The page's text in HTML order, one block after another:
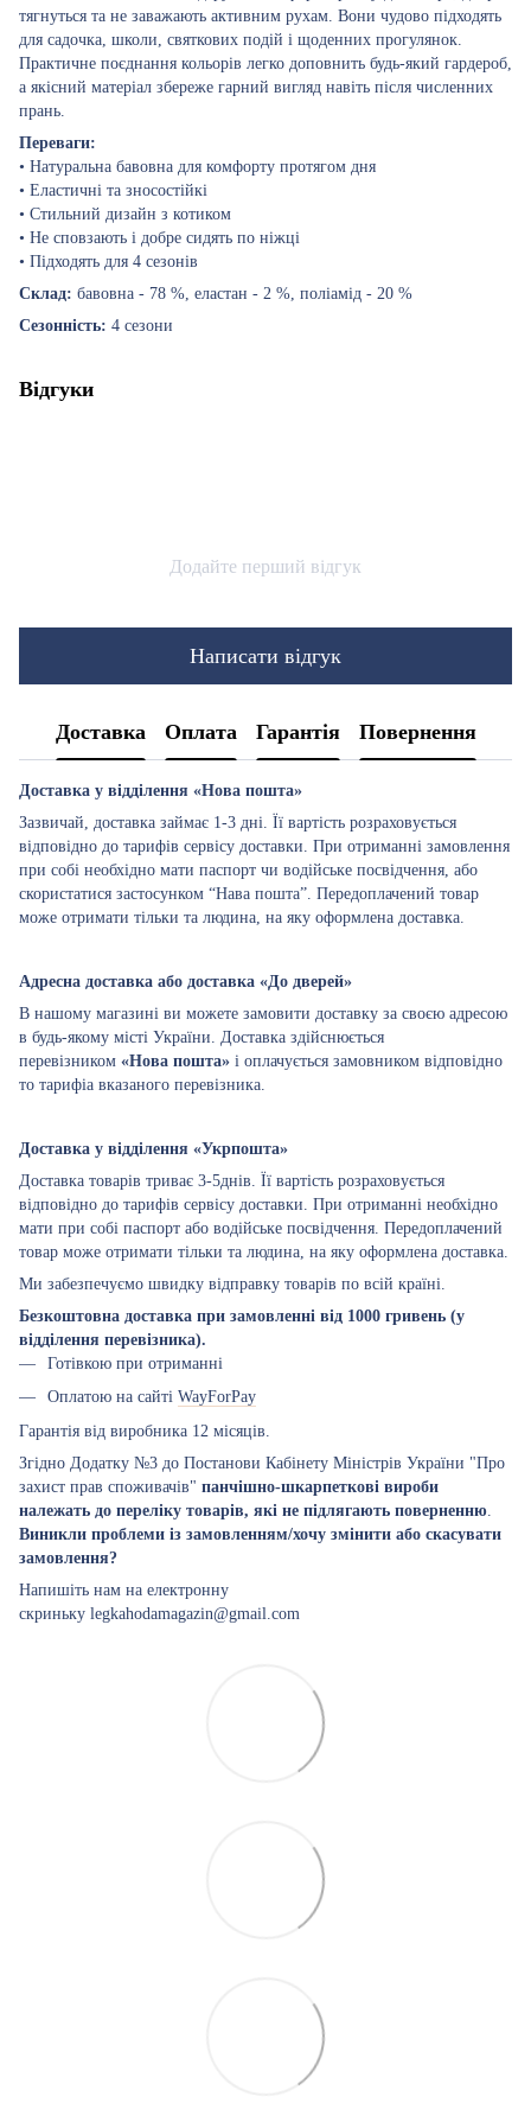
тягнуться та не заважають активним рухам. Вони чудово підходять
для садочка, школи, святкових подій і щоденних прогулянок.
Практичне поєднання кольорів легко доповнить будь-який гардероб,
а якісний матеріал збереже гарний вигляд навіть після численних
прань.
Переваги:
• Натуральна бавовна для комфорту протягом дня
• Еластичні та зносостійкі
• Стильний дизайн з котиком
• Не сповзають і добре сидять по ніжці
• Підходять для 4 сезонів
Склад: бавовна - 78 %, еластан - 2 %, поліамід - 20 %
Сезонність: 4 сезони
Відгуки
Додайте перший відгук
Написати відгук
Доставка Оплата Гарантія Повернення
Доставка у відділення «Нова пошта»
Зазвичай, доставка займає 1-3 дні. Її вартість розраховується
відповідно до тарифів сервісу доставки. При отриманні замовлення
при собі необхідно мати паспорт чи водійське посвідчення, або
скористатися застосунком “Нава пошта”. Передоплачений товар
може отримати тільки та людина, на яку оформлена доставка.
Адресна доставка або доставка «До дверей»
В нашому магазині ви можете замовити доставку за своєю адресою
в будь-якому місті України. Доставка здійснюється
перевізником «Нова пошта» і оплачується замовником відповідно
то тарифіа вказаного перевізника.
Доставка у відділення «Укрпошта»
Доставка товарів триває 3-5днів. Її вартість розраховується
відповідно до тарифів сервісу доставки. При отриманні необхідно
мати при собі паспорт або водійське посвідчення. Передоплачений
товар може отримати тільки та людина, на яку оформлена доставка.
Ми забезпечуємо швидку відправку товарів по всій країні.
Безкоштовна доставка при замовленні від 1000 гривень (у
відділення перевізника).
Готівкою при отриманні
Оплатою на сайті WayForPay
Гарантія від виробника 12 місяців.
Згідно Додатку №3 до Постанови Кабінету Міністрів України "Про
захист прав споживачів" панчішно-шкарпеткові вироби
належать до переліку товарів, які не підлягають поверненню
Виникли проблеми із замовленням/хочу змінити або скасувати
замовлення?
Напишіть нам на електронну
скриньку legkahodamagazin@gmail.com